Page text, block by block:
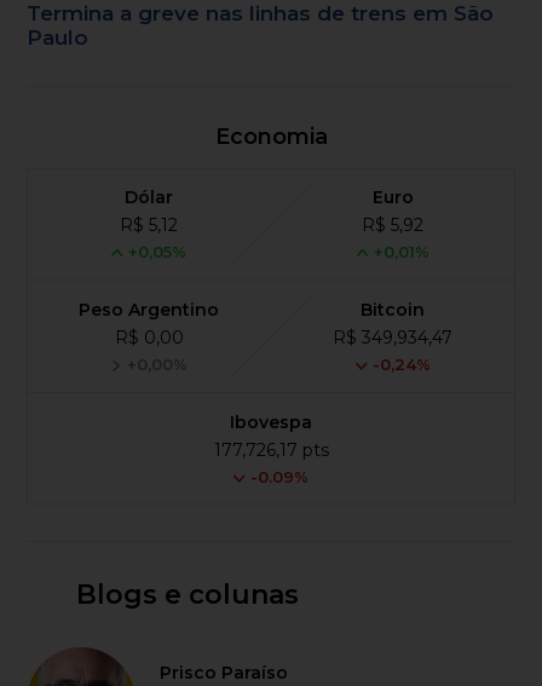
Termina a greve nas linhas de trens em São
Paulo
Economia
Dólar
R$ 5,12
+0,05%
Euro
R$ 5,92
+0,01%
Peso Argentino
R$ 0,00
+0,00%
Bitcoin
R$ 349,934,47
-0,24%
Ibovespa
177,726,17 pts
-0.09%
Blogs e colunas
Prisco Paraíso